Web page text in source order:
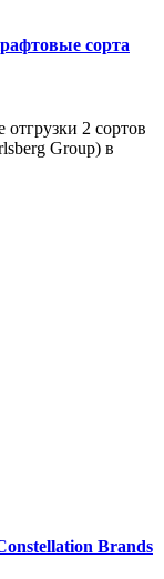
сорта
отгрузки 2 сортов
Group) в
Brands